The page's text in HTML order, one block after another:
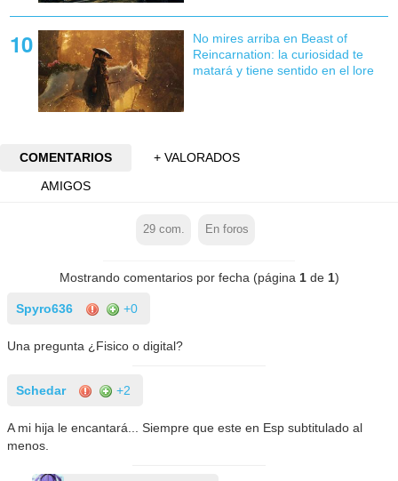
No mires arriba en Beast of
Reincarnation: la curiosidad te
matará y tiene sentido en el lore
COMENTARIOS
+ VALORADOS
AMIGOS
29com. En foros
Mostrando comentarios por fecha (página 1de 1)
Spyro636 +0
Una pregunta ¿Fisico o digital?
Schedar +2
A mi hija le encantará... Siempre que este en Esp subtitulado al
menos.